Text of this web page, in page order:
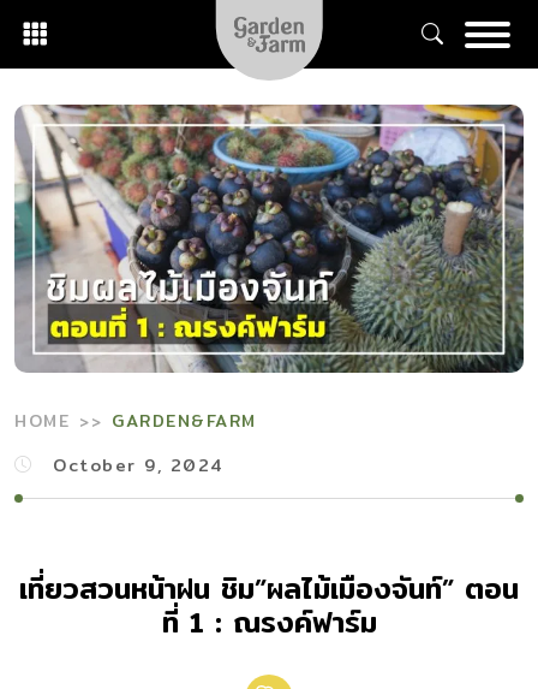
content
HOME
GARDEN&FARM
October 9, 2024
เที่ยวสวนหน้าฝน ชิม”ผลไม้เมืองจันท์” ตอน
ที่ 1 : ณรงค์ฟาร์ม